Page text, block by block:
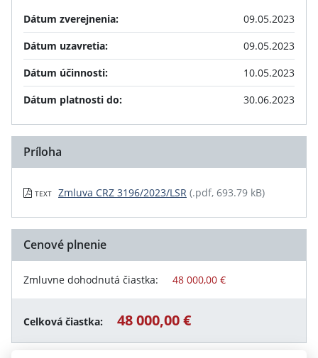
Dátum zverejnenia:
09.05.2023
Dátum uzavretia:
09.05.2023
Dátum účinnosti:
10.05.2023
Dátum platnosti do:
30.06.2023
Príloha
TEXT Zmluva CRZ 3196/2023/LSR (.pdf, 693.79 kB)
Cenové plnenie
Zmluvne dohodnutá čiastka: 48 000,00 €
Celková čiastka: 48 000,00 €